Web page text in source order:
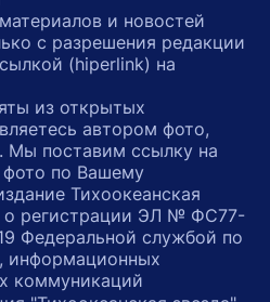
и новостей
с разрешения редакции
(hiperlink) на
из открытых
автором фото,
Мы поставим ссылку на
фото по Вашему
Тихоокеанская
о регистрации ЭЛ № ФС77-
Федеральной службой по
информационных
коммуникаций